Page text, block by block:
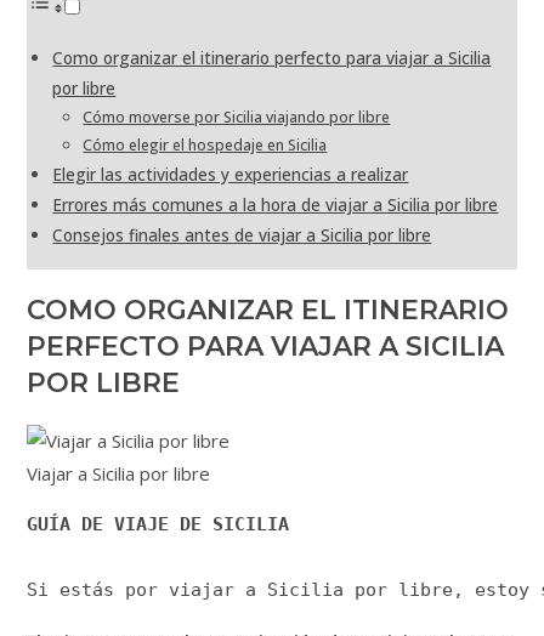
Como organizar el itinerario perfecto para viajar a Sicilia
por libre
Cómo moverse por Sicilia viajando por libre
Cómo elegir el hospedaje en Sicilia
Elegir las actividades y experiencias a realizar
Errores más comunes a la hora de viajar a Sicilia por libre
Consejos finales antes de viajar a Sicilia por libre
COMO ORGANIZAR EL ITINERARIO
PERFECTO PARA VIAJAR A SICILIA
POR LIBRE
Viajar a Sicilia por libre
GUÍA DE VIAJE DE SICILIA
Si estás por viajar a Sicilia por libre, estoy